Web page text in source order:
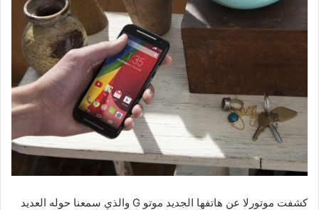
كشفت موتورلا عن هاتفها الجديد موتو G والذي سمعنا حوله العديد